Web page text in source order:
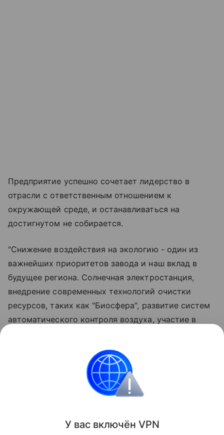
Предприятие успешно сочетает лидерство в
отрасли с ответственным отношением к
окружающей среде, и останавливаться на
достигнутом не собирается.
"Снижение воздействия на экологию - один из
важнейших приоритетов завода и наш вклад в
будущее региона. Солнечная электростанция,
внедрение современных технологий очистки
ресурсов, таких как "Биосфера", развитие систем
автоматического контроля воздуха, участие в
акциях демонстрируют системный подход
предприятия к вопросам экологии", - отметил
генеральный директор Омского НПЗ Кирилл
Поделиться
У вас включён VPN